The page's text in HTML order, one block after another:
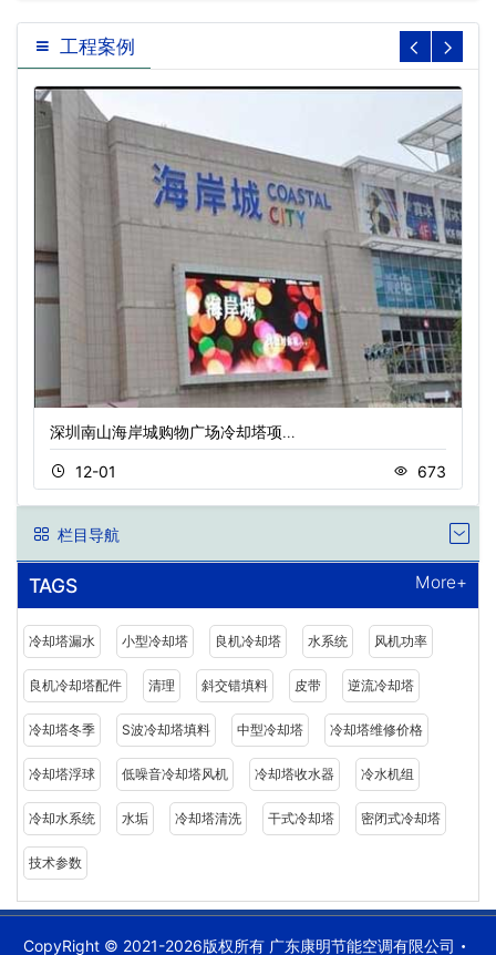
工程案例
深圳南山海岸城购物广场冷却塔项…
12-01 673
栏目导航
TAGS More+
冷却塔漏水 小型冷却塔 良机冷却塔 水系统 风机功率
良机冷却塔配件 清理 斜交错填料 皮带 逆流冷却塔
冷却塔冬季 S波冷却塔填料 中型冷却塔 冷却塔维修价格
冷却塔浮球 低噪音冷却塔风机 冷却塔收水器 冷水机组
冷却水系统 水垢 冷却塔清洗 干式冷却塔 密闭式冷却塔
技术参数
CopyRight © 2021-2026版权所有 广东康明节能空调有限公司